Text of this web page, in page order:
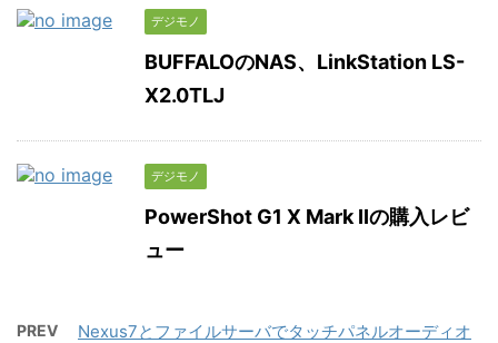
デジモノ
BUFFALOのNAS、LinkStation LS-
X2.0TLJ
デジモノ
PowerShot G1 X Mark IIの購入レビ
ュー
PREV Nexus7とファイルサーバでタッチパネルオーディオ